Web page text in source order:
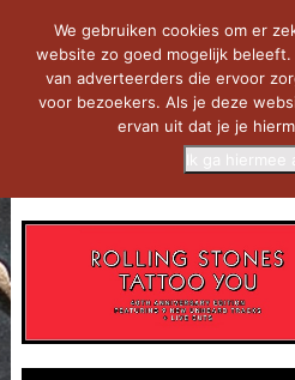
We gebruiken cookies om er
website zo goed mogelijk
van adverteerders die ervoor
voor bezoekers. Als je deze
ervan uit dat je je
Ik ga hiermee